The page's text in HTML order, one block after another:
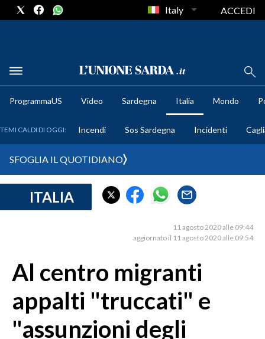
METEO
CRONACA SARDEGNA
MEDIO CAMPIDANO
SASSARI E PROVINCIA
GALLURA
Italy ACCEDI
ProgrammaUS Video Sardegna Italia Mondo
TEMI CALDI DI OGGI: Incendi Sos Sardegna Incidenti
SFOGLIA IL QUOTIDIANO
ITALIA
11 agosto 2020 alle 09:44
aggiornato il 11 agosto 2020 alle 09:54
Al centro migranti
appalti "truccati" e
"assunzioni degli